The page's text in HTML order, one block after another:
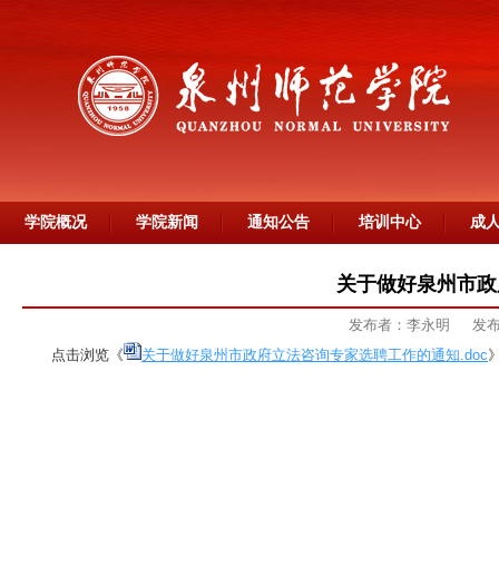
学院概况 学院新闻 通知公告 培训中心 成
关于做好泉州市
发布者：李永明
发
点击浏览《
关于做好泉州市政府立法咨询专家选聘工作的通知.doc